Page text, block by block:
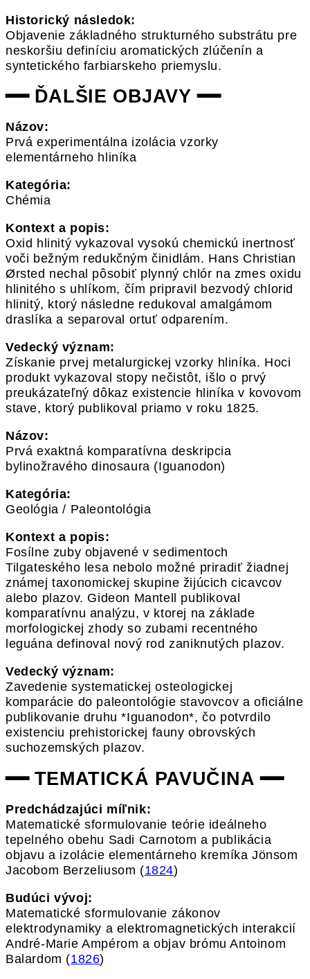
Historický následok:
Objavenie základného strukturného substrátu pre
neskoršiu definíciu aromatických zlúčenín a
syntetického farbiarskeho priemyslu.
━━ ĎALŠIE OBJAVY ━━
Názov:
Prvá experimentálna izolácia vzorky
elementárneho hliníka
Kategória:
Chémia
Kontext a popis:
Oxid hlinitý vykazoval vysokú chemickú inertnosť
voči bežným redukčným činidlám. Hans Christian
Ørsted nechal pôsobiť plynný chlór na zmes oxidu
hlinitého s uhlíkom, čím pripravil bezvodý chlorid
hlinitý, ktorý následne redukoval amalgámom
draslíka a separoval ortuť odparením.
Vedecký význam:
Získanie prvej metalurgickej vzorky hliníka. Hoci
produkt vykazoval stopy nečistôt, išlo o prvý
preukázateľný dôkaz existencie hliníka v kovovom
stave, ktorý publikoval priamo v roku 1825.
Názov:
Prvá exaktná komparatívna deskripcia
bylinožravého dinosaura (Iguanodon)
Kategória:
Geológia / Paleontológia
Kontext a popis:
Fosílne zuby objavené v sedimentoch
Tilgateského lesa nebolo možné priradiť žiadnej
známej taxonomickej skupine žijúcich cicavcov
alebo plazov. Gideon Mantell publikoval
komparatívnu analýzu, v ktorej na základe
morfologickej zhody so zubami recentného
leguána definoval nový rod zaniknutých plazov.
Vedecký význam:
Zavedenie systematickej osteologickej
komparácie do paleontológie stavovcov a oficiálne
publikovanie druhu *Iguanodon*, čo potvrdilo
existenciu prehistorickej fauny obrovských
suchozemských plazov.
━━ TEMATICKÁ PAVUČINA ━━
Predchádzajúci míľnik:
Matematické sformulovanie teórie ideálneho
tepelného obehu Sadi Carnotom a publikácia
objavu a izolácie elementárneho kremíka Jönsom
Jacobom Berzeliusom (1824)
Budúci vývoj:
Matematické sformulovanie zákonov
elektrodynamiky a elektromagnetických interakcií
André-Marie Ampérom a objav brómu Antoinom
Balardom (1826)